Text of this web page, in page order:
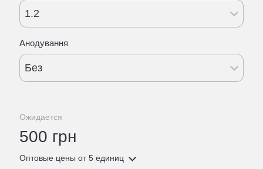
1.2
Анодування
Без
Ожидается
500 грн
Оптовые цены от 5 единиц